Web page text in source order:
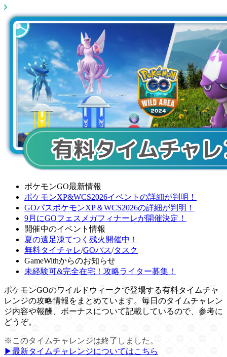
ポケモンGO最新情報
ポケモンXP&WCS2026イベントの詳細が判明！
GOパスポケモンXP＆WCS2026の詳細が判明！
9月にGOフェスメガフィナーレが開催決定！
開催中のイベント情報
夏の遠足凍てつく残火開催中！
無料タイチャレ/GOパス/タスク
GameWithからのお知らせ
未経験可&完全在宅！攻略ライター募集！
ポケモンGOのワイルドウィークで登場する有料タイムチャ
レンジの攻略情報をまとめています。毎日のタイムチャレン
ジ内容や報酬、ボーナスについて記載しているので、参考に
どうぞ。
※このタイムチャレンジは終了しました。
▶︎最新タイムチャレンジについてはこちら